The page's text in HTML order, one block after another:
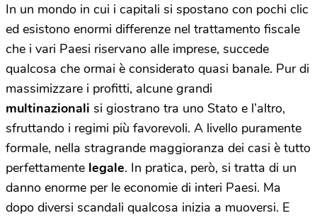
In un mondo in cui i capitali si spostano con pochi clic
ed esistono enormi differenze nel trattamento fiscale
che i vari Paesi riservano alle imprese, succede
qualcosa che ormai è considerato quasi banale. Pur di
massimizzare i profitti, alcune grandi
multinazionali si giostrano tra uno Stato e l’altro,
sfruttando i regimi più favorevoli. A livello puramente
formale, nella stragrande maggioranza dei casi è tutto
perfettamente legale. In pratica, però, si tratta di un
danno enorme per le economie di interi Paesi. Ma
dopo diversi scandali qualcosa inizia a muoversi. E